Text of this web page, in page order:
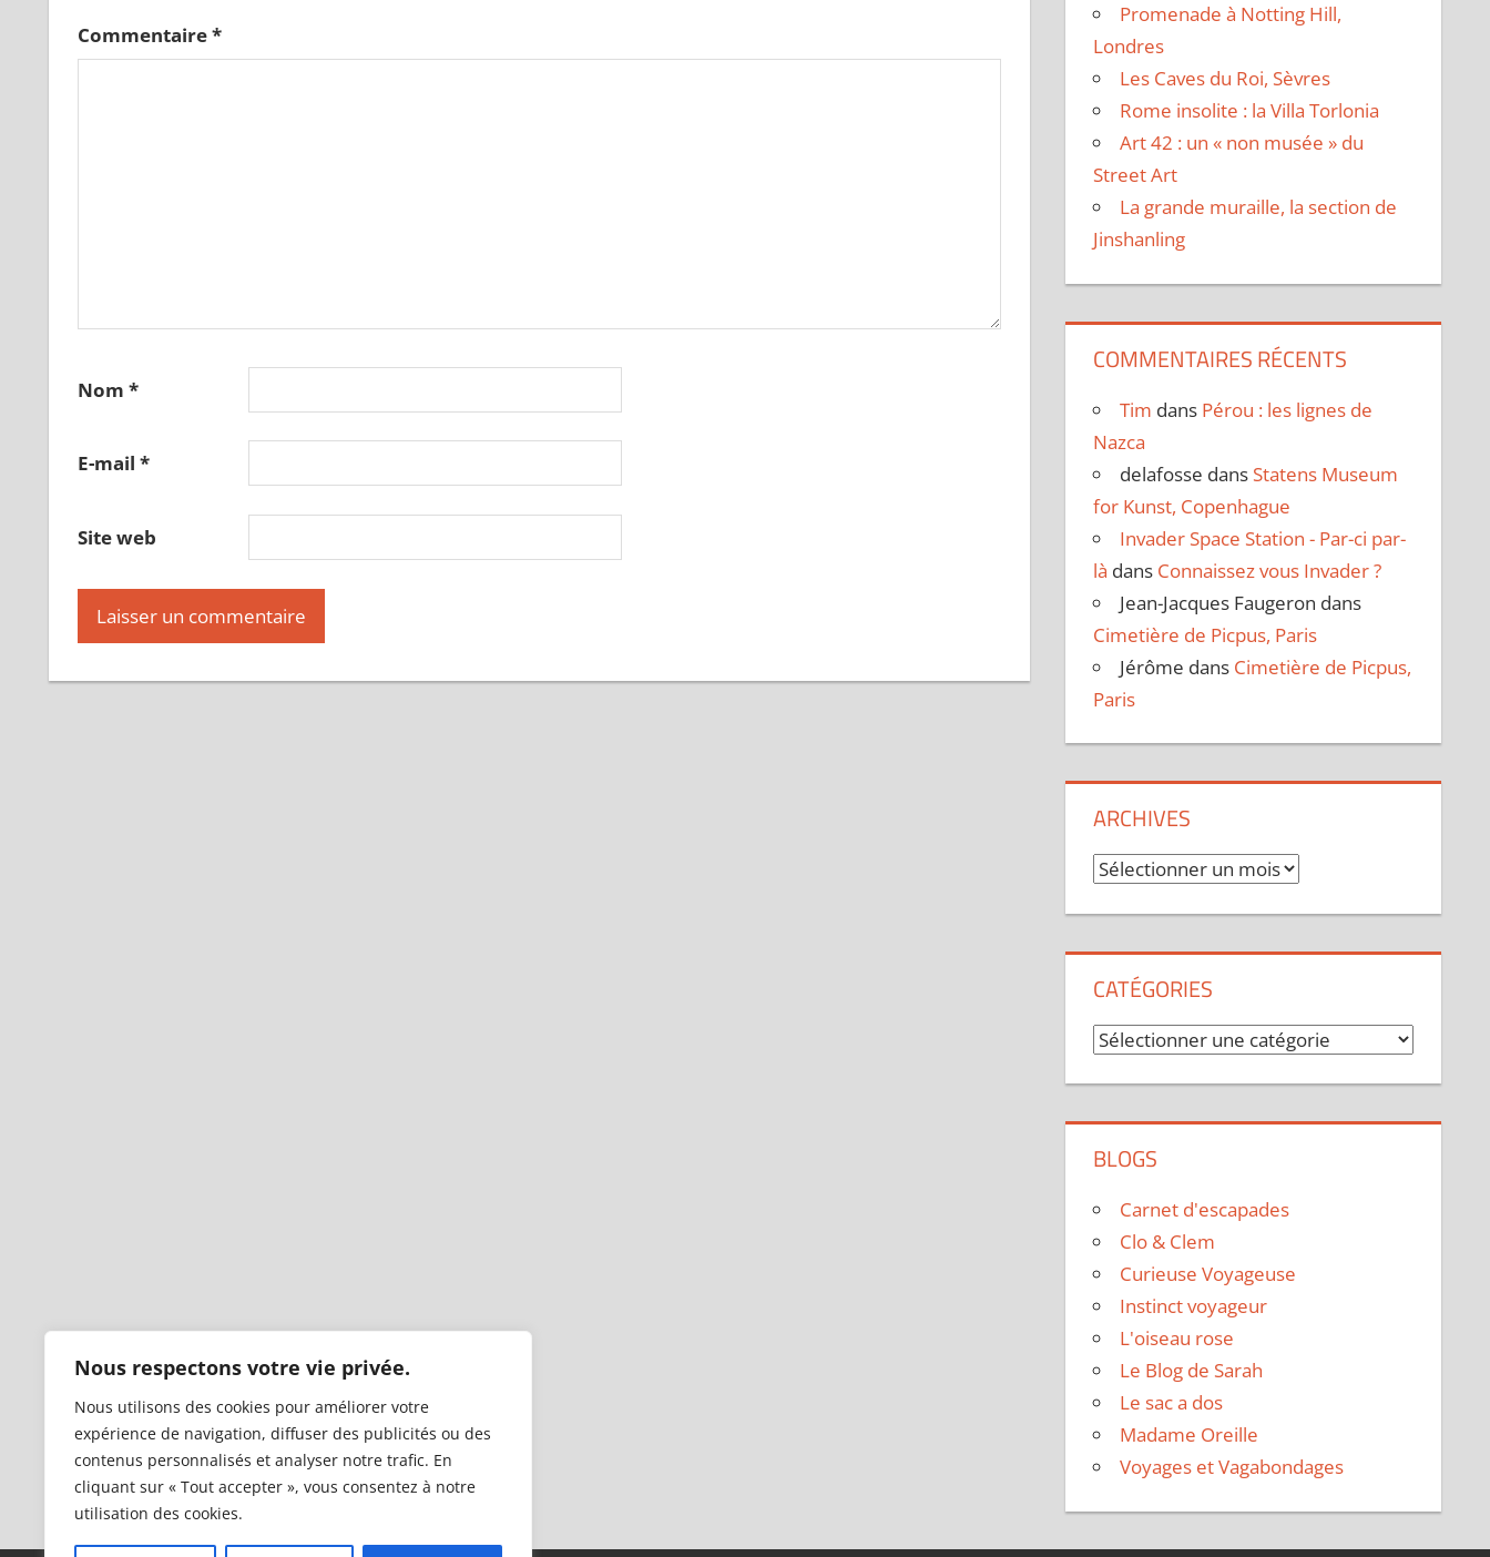
Nous respectons votre vie privée.
Nous utilisons des cookies pour améliorer votre
expérience de navigation, diffuser des publicités ou des
contenus personnalisés et analyser notre trafic. En
cliquant sur « Tout accepter », vous consentez à notre
utilisation des cookies.
Commentaire*
Nom *
E-mail *
Site web
Promenade à Notting Hill,
Londres
Les Caves du Roi, Sèvres
Rome insolite : la Villa Torlonia
Art 42 : un « non musée » du
Street Art
La grande muraille, la section de
Jinshanling
COMMENTAIRES RÉCENTS
Tim dans Pérou : les lignes de
Nazca
delafosse dans Statens Museum
for Kunst, Copenhague
Invader Space Station - Par-ci par-
là dans Connaissez vous Invader ?
Jean-Jacques Faugeron dans
Cimetière de Picpus, Paris
Jérôme dans Cimetière de Picpus,
Paris
ARCHIVES
Archives
CATÉGORIES
Catégories
BLOGS
Carnet d'escapades
Clo & Clem
Curieuse Voyageuse
Instinct voyageur
L'oiseau rose
Le Blog de Sarah
Le sac a dos
Madame Oreille
Voyages et Vagabondages